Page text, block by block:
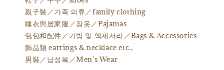
親子裝／가족 의류／family clothing
睡衣與居家服／잠옷／Pajamas
包包和配件／가방 및 액세서리／Bags & Accessories
飾品類 earrings & necklace etc.,
男裝／남성복／Men's Wear